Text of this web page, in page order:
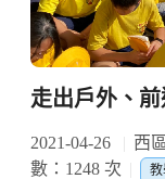
走出戶外、
2021-04-26 西
數：1248 次